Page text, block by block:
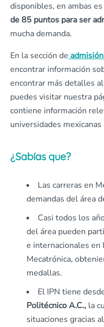
disponibles, en ambas
de 85 puntos para ser
mucha demanda.
En la sección de
encontrar información
encontrar más detalles
puedes visitar nuestra
contiene información
universidades mexicanas
¿Sabías que?
Las carreras en
demandas del área
Casi todos los
del área pueden
e internacionales en
Mecatrónica,
medallas.
El IPN tiene
Politécnico A.C., la
situaciones gracias